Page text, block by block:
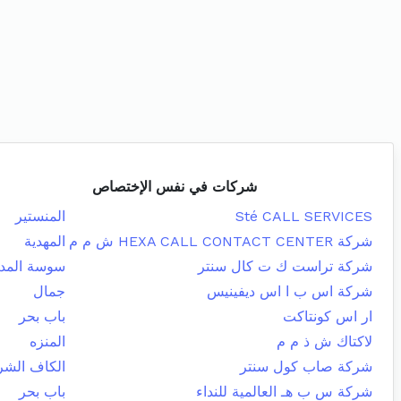
شركات في نفس الإختصاص
Sté CALL SERVICES
المنستير
شركة HEXA CALL CONTACT CENTER ش م م
المهدية
شركة تراست ك ت كال سنتر
سوسة
شركة اس ب ا اس ديفينيس
جمال
ار اس كونتاكت
باب بحر
لاكتاك ش ذ م م
المنزه
شركة صاب كول سنتر
الكاف
شركة س ب هـ العالمية للنداء
باب بحر